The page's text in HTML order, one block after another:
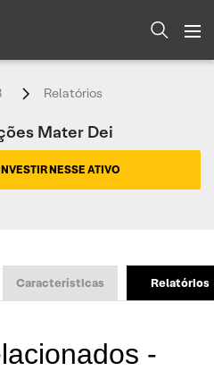
Relatórios
Mater Dei
NESSE ATIVO
Características Relatórios
-